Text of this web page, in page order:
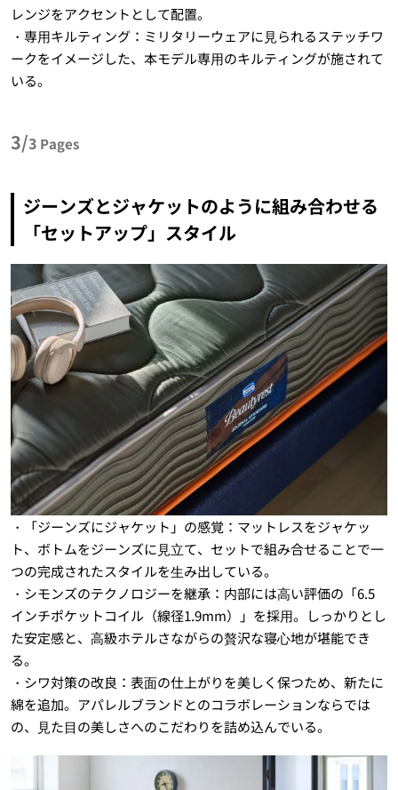
レンジをアクセントとして配置。
・専⽤キルティング：ミリタリーウェアに⾒られるステッチワ
ークをイメージした、本モデル専⽤のキルティングが施されて
いる。
3/3 Pages
ジーンズとジャケットのように組み合わせる
「セットアップ」スタイル
・「ジーンズにジャケット」の感覚：マットレスをジャケッ
ト、ボトムをジーンズに⾒⽴て、セットで組み合せることで一
つの完成されたスタイルを⽣み出している。
・シモンズのテクノロジーを継承：内部には⾼い評価の「6.5
インチポケットコイル（線径1.9mm）」を採⽤。しっかりとし
た安定感と、⾼級ホテルさながらの贅沢な寝⼼地が堪能でき
る。
・シワ対策の改良：表⾯の仕上がりを美しく保つため、新たに
綿を追加。アパレルブランドとのコラボレーションならでは
の、⾒た⽬の美しさへのこだわりを詰め込んでいる。